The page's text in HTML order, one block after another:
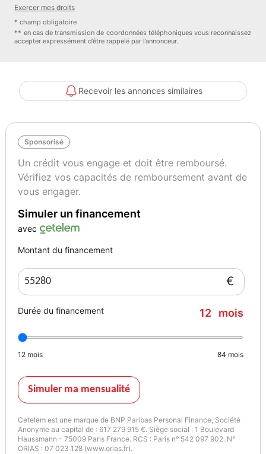
• Cylindrée : 2 979 cm³ – 6 cylindres
• Transmission : Automatique M DKG à double embrayage
• Norme Euro : Euro 6
Livraison et rapatriement :
Devis sur simple demande, nous proposons des livraisons sur
camion plateau sous 15 jours ou avec chauffeur privé sous 48
Options et équipements :
• Préparation moteur G-Power 368 kW homologuée
• Transmission M DKG Drivelogic
• Pack aérodynamique M-Technic
• Toit en carbone (PRFC)
Exercer mes droits
* champ obligatoire
** en cas de transmission de coordonnées téléphoniques vous reconnaissez
accepter expressément d’être rappelé par l’annonceur.
Recevoir les annonces similaires
Sponsorisé
Un crédit vous engage et doit être remboursé.
Vérifiez vos capacités de remboursement avant de
vous engager.
Simuler un financement
avec
Montant du financement
€
Durée du financement 12 mois
12 mois 84 mois
Simuler ma mensualité
Cetelem est une marque de BNP Paribas Personal Finance, Société
Anonyme au capital de : 617 279 915 €. Siège social : 1 Boulevard
Haussmann - 75009 Paris France. RCS : Paris n° 542 097 902. N°
ORIAS : 07 023 128 (www.orias.fr).